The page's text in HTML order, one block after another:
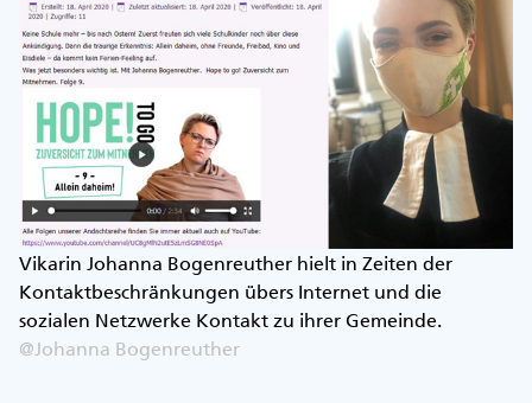
Vikarin Johanna Bogenreuther hielt in Zeiten der
Kontaktbeschränkungen übers Internet und die
sozialen Netzwerke Kontakt zu ihrer Gemeinde.
@Johanna Bogenreuther